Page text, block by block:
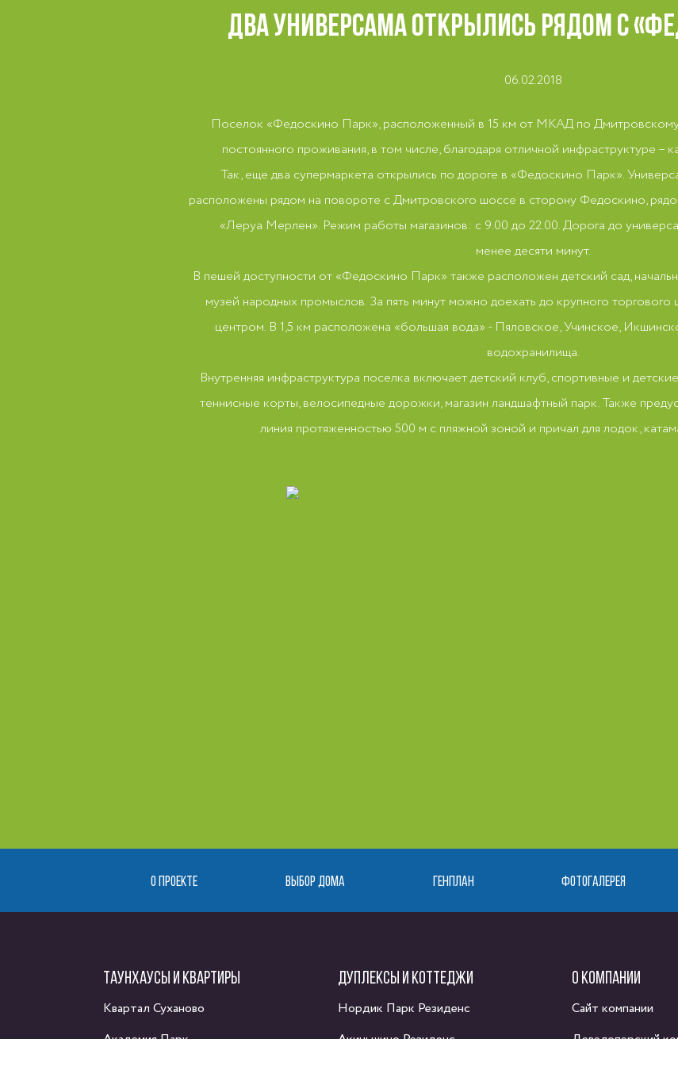
ДВА УНИВЕРСАМА ОТКРЫЛИСЬ РЯДОМ С
06.02.2018
Поселок «Федоскино Парк», расположенный в 15 км от МКАД по Дмитровскому
постоянного проживания, в том числе, благодаря отличной инфраструктуре –
Так, еще два супермаркета открылись по дороге в «Федоскино Парк».
расположены рядом на повороте с Дмитровского шоссе в сторону Федоскино,
«Леруа Мерлен». Режим работы магазинов: с 9.00 до 22.00. Дорога до
менее десяти минут.
В пешей доступности от «Федоскино Парк» также расположен детский сад,
музей народных промыслов. За пять минут можно доехать до крупного
центром. В 1,5 км расположена «большая вода» - Пяловское, Учинское,
водохранилища.
Внутренняя инфраструктура поселка включает детский клуб, спортивные и
теннисные корты, велосипедные дорожки, магазин ландшафтный парк. Также
линия протяженностью 500 м с пляжной зоной и причал для лодок,
О ПРОЕКТЕ ВЫБОР ДОМА ГЕНПЛАН ФОТОГАЛЕРЕЯ
ТАУНХАУСЫ И КВАРТИРЫ
Квартал Суханово
Академия Парк
ДУПЛЕКСЫ И КОТТЕДЖИ
Нордик Парк Резиденс
Акиньшино Резиденс
О КОМПАНИИ
Сайт компании
Девелоперский